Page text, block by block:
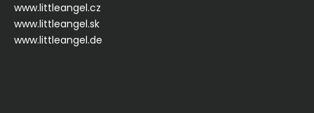
www.littleangel.cz
www.littleangel.sk
www.littleangel.de